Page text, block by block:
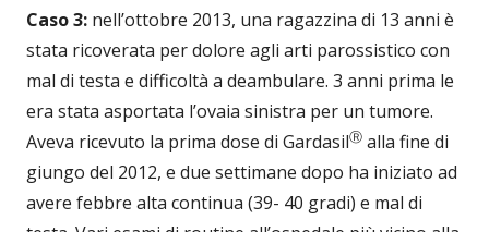
Caso 3: nell’ottobre 2013, una ragazzina di 13 anni è
stata ricoverata per dolore agli arti parossistico con
mal di testa e difficoltà a deambulare. 3 anni prima le
era stata asportata l’ovaia sinistra per un tumore.
Aveva ricevuto la prima dose di GardasilⓇ alla fine di
giungo del 2012, e due settimane dopo ha iniziato ad
avere febbre alta continua (39- 40 gradi) e mal di